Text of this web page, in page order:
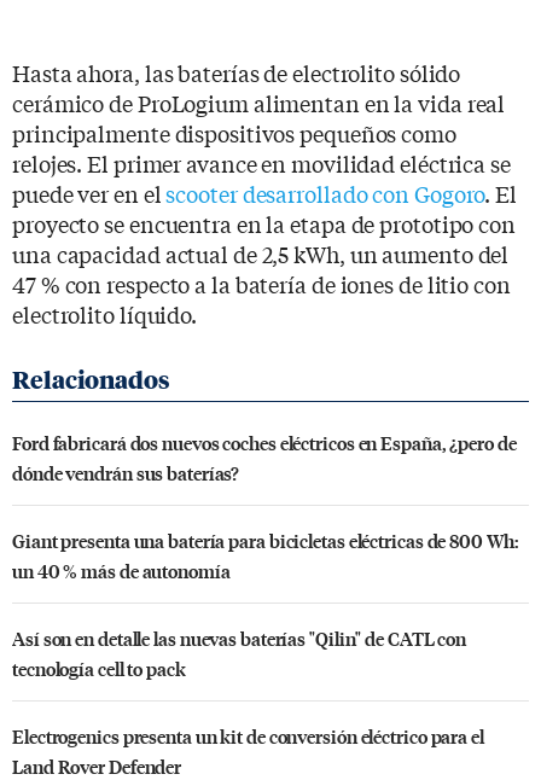
Hasta ahora, las baterías de electrolito sólido
cerámico de ProLogium alimentan en la vida real
principalmente dispositivos pequeños como
relojes. El primer avance en movilidad eléctrica se
puede ver en elscooter desarrollado con Gogoro. El
proyecto se encuentra en la etapa de prototipo con
una capacidad actual de 2,5 kWh, un aumento del
47 % con respecto a la batería de iones de litio con
electrolito líquido.
Ford fabricará dos nuevos coches eléctricos en España, ¿pero de
dónde vendrán sus baterías?
Giant presenta una batería para bicicletas eléctricas de 800 Wh:
un 40 % más de autonomía
Así son en detalle las nuevas baterías "Qilin" de CATL con
tecnología cell to pack
Electrogenics presenta un kit de conversión eléctrico para el
Land Rover Defender